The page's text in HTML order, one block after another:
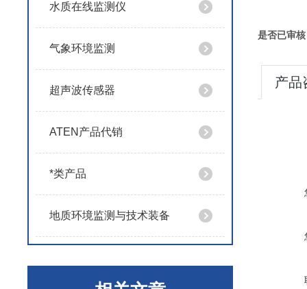
水质在线监测仪
气象环境监测
超声波传感器
ATEN产品代销
*类产品
地质环境监测与技术装备
是否已审
产品